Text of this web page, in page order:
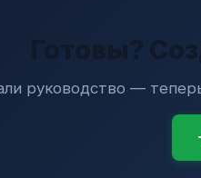
Готовы?
руководство —